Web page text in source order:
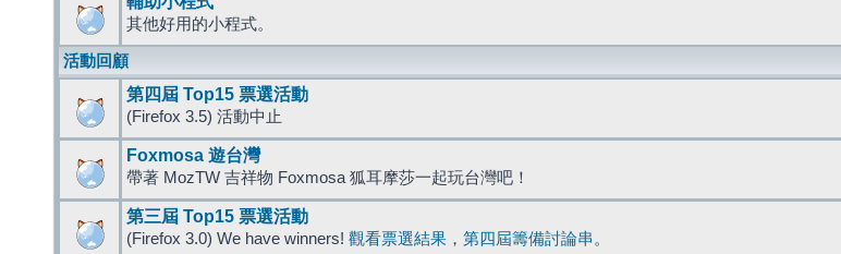
其他好用的小程式。
活動回顧
第四屆 Top15 票選活動
(Firefox 3.5) 活動中止
Foxmosa 遊台灣
帶著 MozTW 吉祥物 Foxmosa 狐耳摩莎一起玩台灣吧！
第三屆 Top15 票選活動
(Firefox 3.0) We have winners! 觀看票選結果 ， 第四屆籌備討論串 。